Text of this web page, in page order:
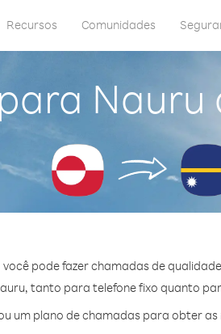
Recursos Comunidades
Nauru
você pode fazer chamadas de
tanto para telefone fixo quanto
um plano de chamadas para obter